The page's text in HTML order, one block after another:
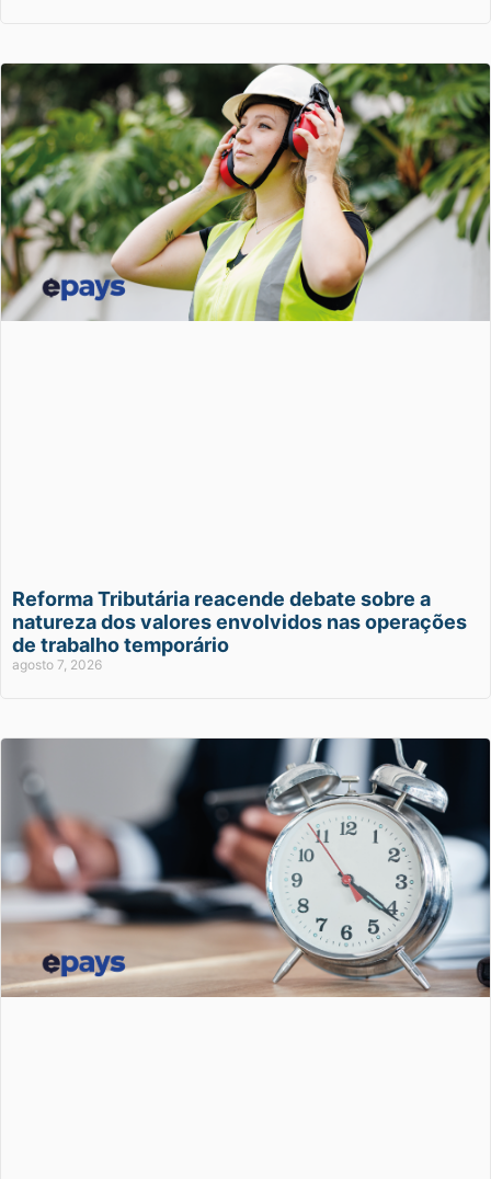
Reforma Tributária reacende debate sobre a
natureza dos valores envolvidos nas operações
de trabalho temporário
agosto 7, 2026